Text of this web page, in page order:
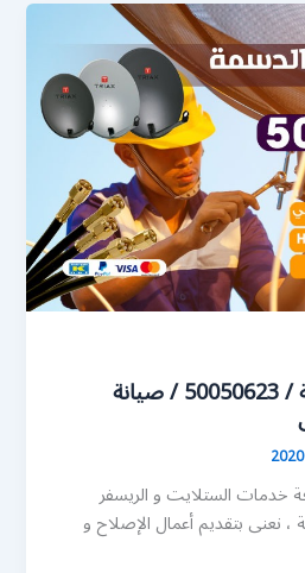
فني ستلايت الدسمة / 50050623 / صيانة
خدمات الستلايت و الريسفر
بتقديم أعمال الإصلاح و